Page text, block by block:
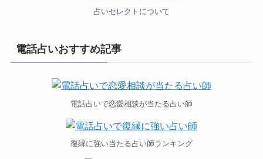
占いセレクトについて
電話占いおすすめ記事
電話占いで恋愛相談が当たる占い師
復縁に強い当たる占い師ランキング